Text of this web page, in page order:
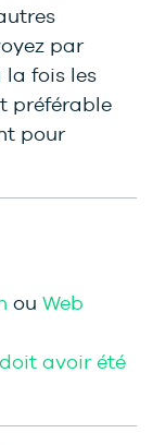
par
la fois les
préférable
pour
ou Web
avoir été